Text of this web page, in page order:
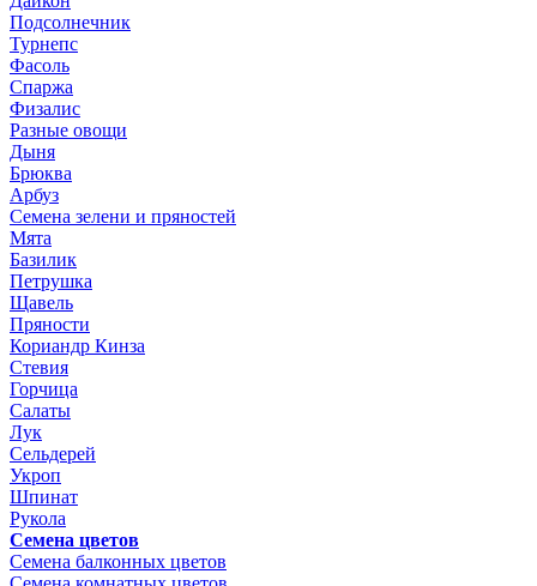
Подсолнечник
Турнепс
Фасоль
Спаржа
Физалис
Разные овощи
Дыня
Брюква
Арбуз
Семена зелени и пряностей
Мята
Базилик
Петрушка
Щавель
Пряности
Кориандр Кинза
Стевия
Горчица
Салаты
Лук
Сельдерей
Укроп
Шпинат
Рукола
Семена цветов
Семена балконных цветов